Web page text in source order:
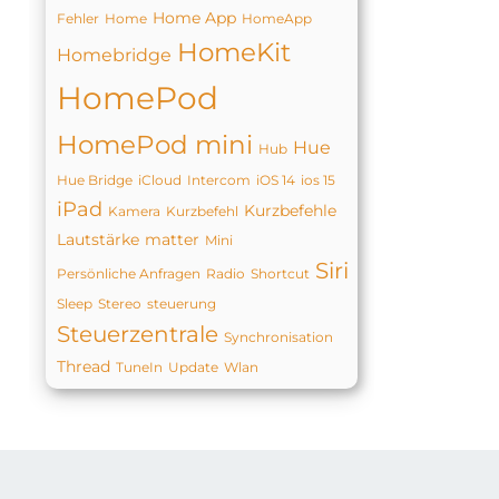
Fehler Home Home App HomeApp
Homebridge HomeKit
HomePod
HomePod mini Hub Hue
Hue Bridge iCloud Intercom iOS 14 ios 15
iPad Kamera Kurzbefehl Kurzbefehle
Lautstärke matter Mini
Persönliche Anfragen Radio Shortcut Siri
Sleep Stereo steuerung
Steuerzentrale Synchronisation
Thread TuneIn Update Wlan